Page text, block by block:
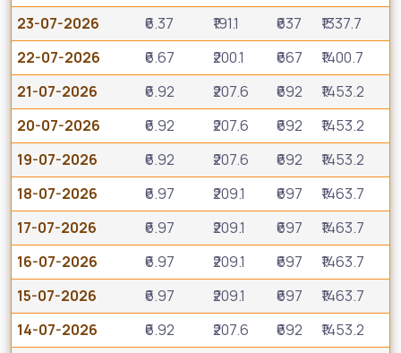
23-07-2026
₹6.37 ₹191.1 ₹637
₹1337.7
22-07-2026
₹6.67 ₹200.1 ₹667
₹1400.7
21-07-2026
₹6.92 ₹207.6 ₹692
₹1453.2
20-07-2026
₹6.92 ₹207.6 ₹692
₹1453.2
19-07-2026
₹6.92 ₹207.6 ₹692
₹1453.2
18-07-2026
₹6.97 ₹209.1 ₹697
₹1463.7
17-07-2026
₹6.97 ₹209.1 ₹697
₹1463.7
16-07-2026
₹6.97 ₹209.1 ₹697
₹1463.7
15-07-2026
₹6.97 ₹209.1 ₹697
₹1463.7
14-07-2026
₹6.92 ₹207.6 ₹692
₹1453.2